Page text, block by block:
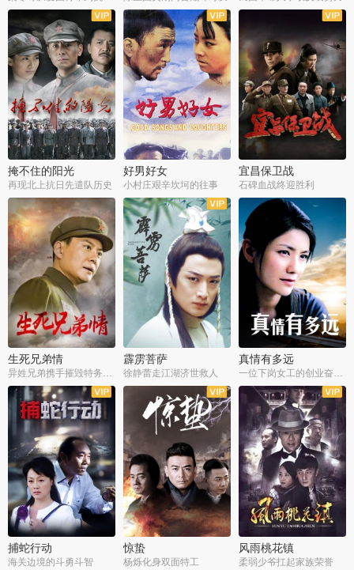
全38集
掩不住的阳光
再现北上抗日先遣队历史
全9集
好男好女
小村庄艰辛坎坷的往事
全35集
宜昌保卫战
石碑血战终迎胜利
全37集
生死兄弟情
异姓兄弟携手摧毁特务阴谋
全40集
霹雳菩萨
徐静蕾走江湖济世救人
全25集
真情有多远
一位下岗女工的创业奋斗史
全22集
捕蛇行动
海关边境的斗勇斗智
全39集
惊蛰
杨烁化身双面特工
全36集
风雨桃花镇
柔弱少爷扛起家族荣誉